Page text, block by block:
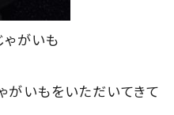
がいも
がいもをいただいてきて